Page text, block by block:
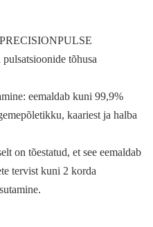
tõhusa
eemaldab kuni 99,9%
, kaariest ja halba
on tõestatud, et see eemaldab
tervist kuni 2 korda